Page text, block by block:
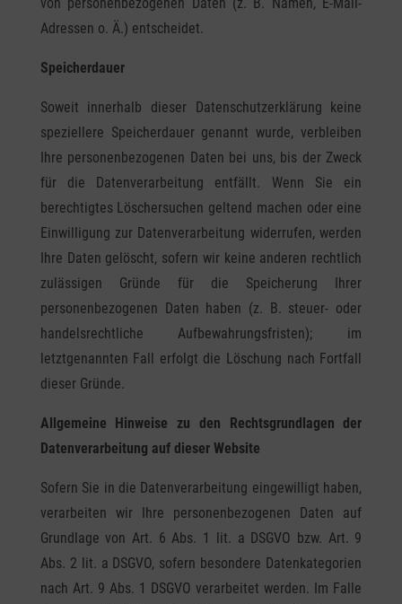
Adressen o. Ä.) entscheidet.
Speicherdauer
Soweit innerhalb dieser Datenschutzerklärung keine
speziellere Speicherdauer genannt wurde, verbleiben
Ihre personenbezogenen Daten bei uns, bis der Zweck
für die Datenverarbeitung entfällt. Wenn Sie ein
berechtigtes Löschersuchen geltend machen oder eine
Einwilligung zur Datenverarbeitung widerrufen, werden
Ihre Daten gelöscht, sofern wir keine anderen rechtlich
zulässigen Gründe für die Speicherung Ihrer
personenbezogenen Daten haben (z. B. steuer- oder
handelsrechtliche Aufbewahrungsfristen); im
letztgenannten Fall erfolgt die Löschung nach Fortfall
dieser Gründe.
Allgemeine Hinweise zu den Rechtsgrundlagen der
Datenverarbeitung auf dieser Website
Sofern Sie in die Datenverarbeitung eingewilligt haben,
verarbeiten wir Ihre personenbezogenen Daten auf
Grundlage von Art. 6 Abs. 1 lit. a DSGVO bzw. Art. 9
Abs. 2 lit. a DSGVO, sofern besondere Datenkategorien
nach Art. 9 Abs. 1 DSGVO verarbeitet werden. Im Falle